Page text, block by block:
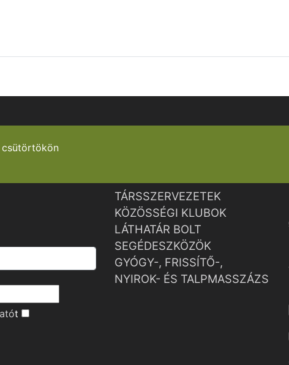
csütörtökön
t
TÁRSSZERVEZETEK
KÖZÖSSÉGI KLUBOK
LÁTHATÁR BOLT
SEGÉDESZKÖZÖK
GYÓGY-, FRISSÍTŐ-,
NYIROK- ÉS TALPMASSZÁZS